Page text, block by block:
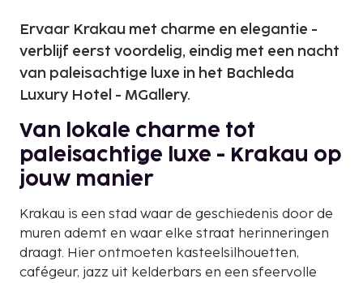
Ervaar Krakau met charme en elegantie -
verblijf eerst voordelig, eindig met een nacht
van paleisachtige luxe in het Bachleda
Luxury Hotel - MGallery.
Van lokale charme tot
paleisachtige luxe - Krakau op
jouw manier
Krakau is een stad waar de geschiedenis door de
muren ademt en waar elke straat herinneringen
draagt. Hier ontmoeten kasteelsilhouetten,
cafégeur, jazz uit kelderbars en een sfeervolle